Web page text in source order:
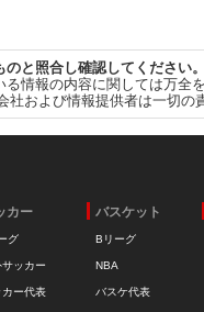
のと照合し確認してください。
情報の内容に関しては万
および情報提供者は一切の
カー
グ
ッカー
カー代表
バスケット
Bリーグ
NBA
バスケ代表